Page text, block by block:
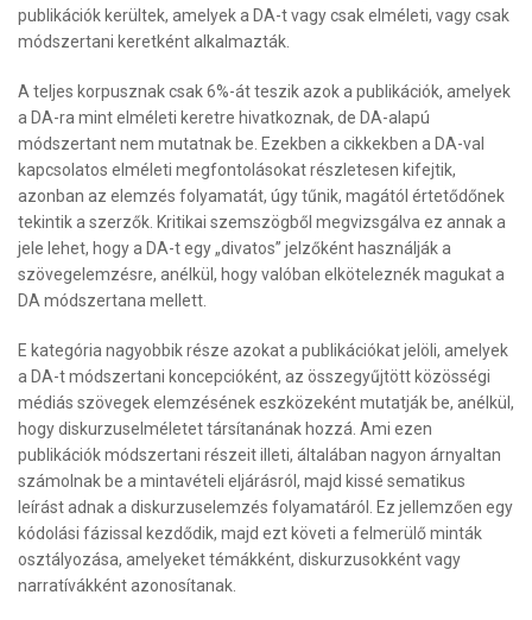
publikációk kerültek, amelyek a DA-t vagy csak elméleti, vagy csak
módszertani keretként alkalmazták.
A teljes korpusznak csak 6%-át teszik azok a publikációk, amelyek
a DA-ra mint elméleti keretre hivatkoznak, de DA-alapú
módszertant nem mutatnak be. Ezekben a cikkekben a DA-val
kapcsolatos elméleti megfontolásokat részletesen kifejtik,
azonban az elemzés folyamatát, úgy tűnik, magától értetődőnek
tekintik a szerzők. Kritikai szemszögből megvizsgálva ez annak a
jele lehet, hogy a DA-t egy „divatos” jelzőként használják a
szövegelemzésre, anélkül, hogy valóban elköteleznék magukat a
DA módszertana mellett.
E kategória nagyobbik része azokat a publikációkat jelöli, amelyek
a DA-t módszertani koncepcióként, az összegyűjtött közösségi
médiás szövegek elemzésének eszközeként mutatják be, anélkül,
hogy diskurzuselméletet társítanának hozzá. Ami ezen
publikációk módszertani részeit illeti, általában nagyon árnyaltan
számolnak be a mintavételi eljárásról, majd kissé sematikus
leírást adnak a diskurzuselemzés folyamatáról. Ez jellemzően egy
kódolási fázissal kezdődik, majd ezt követi a felmerülő minták
osztályozása, amelyeket témákként, diskurzusokként vagy
narratívákként azonosítanak.